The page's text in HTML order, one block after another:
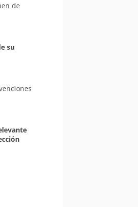
de
su